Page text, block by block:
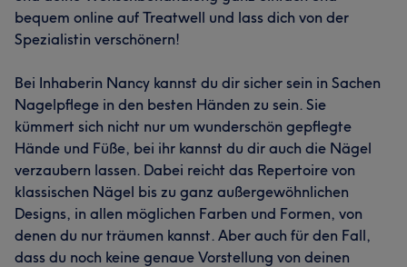
bequem online auf Treatwell und lass dich von der
Spezialistin verschönern!
Bei Inhaberin Nancy kannst du dir sicher sein in Sachen
Nagelpflege in den besten Händen zu sein. Sie
kümmert sich nicht nur um wunderschön gepflegte
Hände und Füße, bei ihr kannst du dir auch die Nägel
verzaubern lassen. Dabei reicht das Repertoire von
klassischen Nägel bis zu ganz außergewöhnlichen
Designs, in allen möglichen Farben und Formen, von
denen du nur träumen kannst. Aber auch für den Fall,
dass du noch keine genaue Vorstellung von deinen